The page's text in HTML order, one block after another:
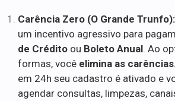
Carência Zero (O Grande Trunfo):
um incentivo agressivo para
de Crédito ou Boleto Anual. Ao
formas, você elimina as carências
em 24h seu cadastro é ativado e
agendar consultas, limpezas,